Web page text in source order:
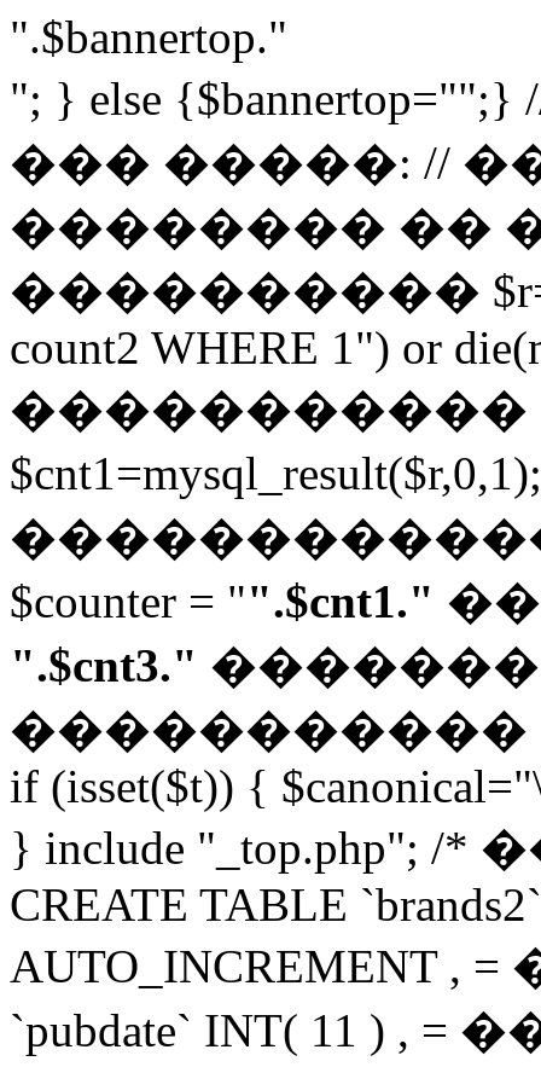
".$bannertop."
"; } else
��� �����: //
�������� ��
����������
count2 WHERE 1") or
�����������
������������
$counter = "".$cnt1."
".$cnt3." ������� ";
�����������
if (isset($t)) { $canonical="
} include "_top.php"; /
CREATE TABLE
`pubdate` INT( 11 )